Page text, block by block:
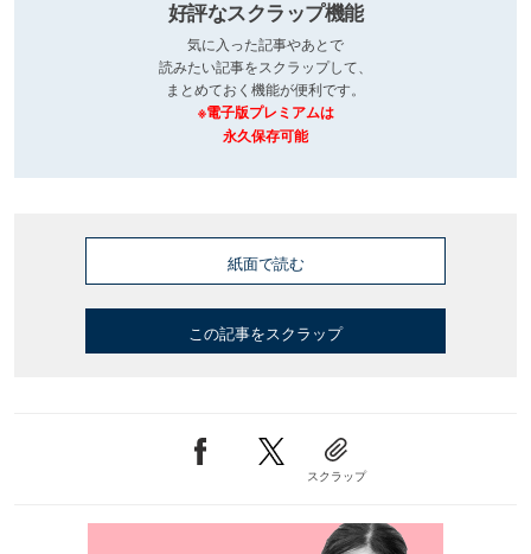
好評なスクラップ機能
気に入った記事やあとで
読みたい記事をスクラップして、
まとめておく機能が便利です。
※電子版プレミアムは
永久保存可能
紙面で読む
この記事をスクラップ
スクラップ